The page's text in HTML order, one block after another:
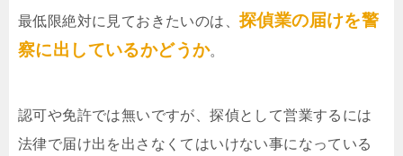
最低限絶対に見ておきたいのは、 探偵業の届けを警
察に出しているかどうか。
認可や免許では無いですが、探偵として営業するには
法律で届け出を出さなくてはいけない事になっている